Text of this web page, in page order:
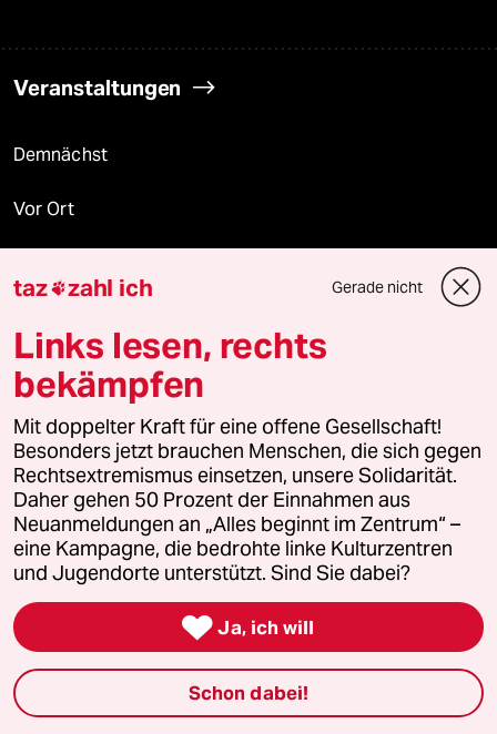
Veranstaltungen
Demnächst
Vor Ort
taz lab 2027
Mehr taz Lesestoff
taz Blogs
taz FUTURZWEI
Le Monde diplomatique
taz Archiv
taz zahl ich Gerade nicht
Links lesen, rechts
bekämpfen
Mit doppelter Kraft für eine offene Gesellschaft!
Besonders jetzt brauchen Menschen, die sich gegen
Rechtsextremismus einsetzen, unsere Solidarität.
Daher gehen 50 Prozent der Einnahmen aus
Neuanmeldungen an „Alles beginnt im Zentrum“ –
eine Kampagne, die bedrohte linke Kulturzentren
und Jugendorte unterstützt. Sind Sie dabei?
 Ja, ich will
Schon dabei!